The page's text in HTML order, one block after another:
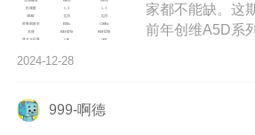
家都不能缺。这
前年创维A5D系
么区别？创维
2024-12-28
999-啊德